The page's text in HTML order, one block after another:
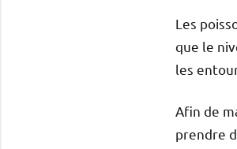
Les
que le
les
Afin de
prendre